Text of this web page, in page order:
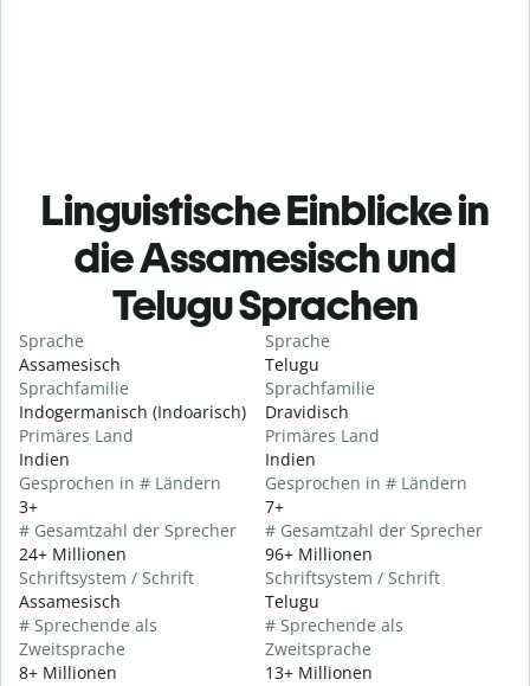
Linguistische Einblicke in
die Assamesisch und
Telugu Sprachen
Sprache
Assamesisch
Sprachfamilie
Indogermanisch (Indoarisch)
Primäres Land
Indien
Gesprochen in # Ländern
3+
# Gesamtzahl der Sprecher
24+ Millionen
Schriftsystem / Schrift
Assamesisch
# Sprechende als
Zweitsprache
8+ Millionen
Sprache
Telugu
Sprachfamilie
Dravidisch
Primäres Land
Indien
Gesprochen in # Ländern
7+
# Gesamtzahl der Sprecher
96+ Millionen
Schriftsystem / Schrift
Telugu
# Sprechende als
Zweitsprache
13+ Millionen